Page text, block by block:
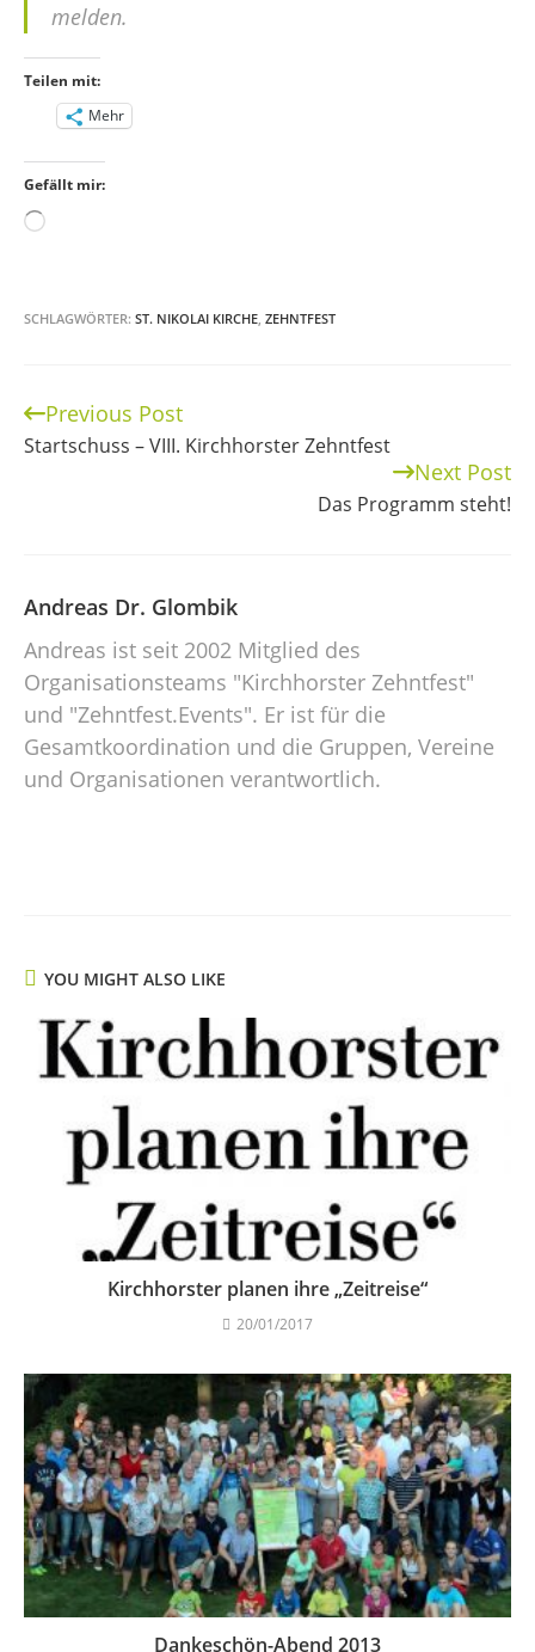
melden.
Teilen mit:
Mehr
Gefällt mir:
Wird
SCHLAGWÖRTER: ST. NIKOLAI KIRCHE ZEHNTFEST
Continue
Reading
Previous Post
Startschuss – VIII. Kirchhorster Zehntfest
Next Post
Das Programm steht!
Andreas Dr. Glombik
Andreas ist seit 2002 Mitglied des
Organisationsteams "Kirchhorster Zehntfest"
und "Zehntfest.Events". Er ist für die
Gesamtkoordination und die Gruppen, Vereine
und Organisationen verantwortlich.
YOU MIGHT ALSO LIKE
Kirchhorster planen ihre „Zeitreise“
20/01/2017
Dankeschön-Abend 2013